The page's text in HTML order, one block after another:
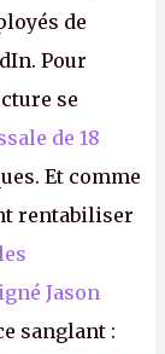
de
Pour
se
de 18
Et comme
rentabiliser
Jason
sanglant :